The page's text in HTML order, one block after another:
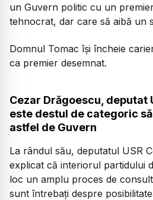
un Guvern politic cu un
tehnocrat, dar care să aibă un
Domnul Tomac își încheie
ca premier desemnat.
Cezar Drăgoescu, deputat
este destul de categoric
astfel de Guvern
La rândul său, deputatul USR
explicat că interiorul partidului
loc un amplu proces de
sunt întrebați despre